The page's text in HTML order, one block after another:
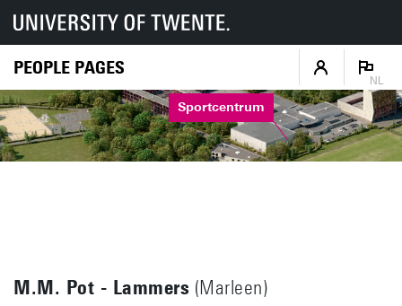
PEOPLE PAGES
NL
Sportcentrum
M.M. Pot - Lammers (Marleen)